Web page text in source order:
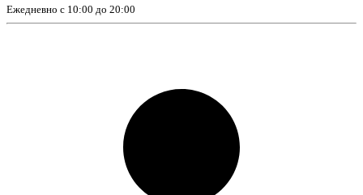
Ежедневно с 10:00 до 20:00